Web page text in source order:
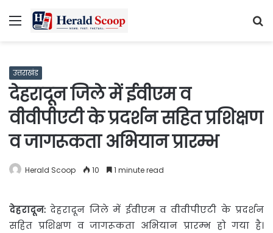
Menu
उत्तराखंड
देहरादून जिले में ईवीएम व
वीवीपीएटी के प्रदर्शन सहित प्रशिक्षण
व जागरूकता अभियान प्रारम्भ
Herald Scoop 10 1 minute read
देहरादून:देहरादून जिले में ईवीएम व वीवीपीएटी के प्रदर्शन
सहित प्रशिक्षण व जागरूकता अभियान प्रारम्भ हो गया है।